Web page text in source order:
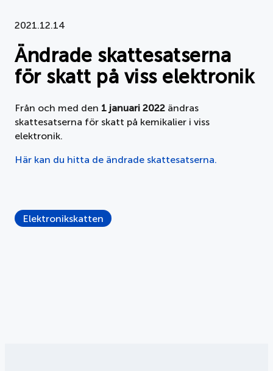
Om APPLiA
Medlemmar
Pressrum
2021.12.14
Ändrade skattesatserna
för skatt på viss elektronik
Från och med den 1 januari 2022 ändras
skattesatserna för skatt på kemikalier i viss
elektronik.
Här kan du hitta de ändrade skattesatserna.
Elektronikskatten